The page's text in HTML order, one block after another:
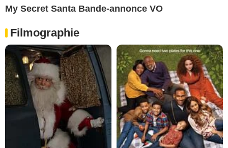
My Secret Santa Bande-annonce VO
Filmographie